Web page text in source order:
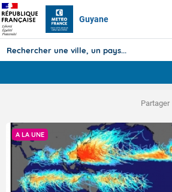
Guyane
Prévisions
TOUS LES RÉSULTATS
Articles
Partager
A LA UNE